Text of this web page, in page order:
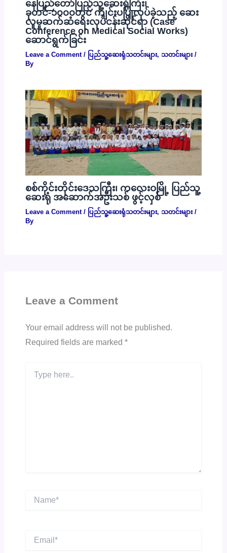
နေပြည်တော်ပြည်သူ့ဆေးရုံကြီး၊
ခုတင်-၁၀၀၀တွင် ကျင်းပပြုလုပ်ခဲ့သည့် ဆေး
လူမှုဆက်ဆံရေးလုပ်ငန်းဆိုင်ရာ (Case
Conference on Medical Social Works)
ဆောင်ရွက်ခြင်း
Leave a Comment / ပြည်သူ့ဆေးရုံသတင်းများ, သတင်းများ/
By
စစ်ကိုင်းတိုင်းဒေသကြီး၊ ကလေးဝမြို့ ပြည်သူ့
ဆေးရုံ အဆောက်အဦးသစ် ဖွင့်လှစ်
Leave a Comment / ပြည်သူ့ဆေးရုံသတင်းများ, သတင်းများ/
By
Leave a Comment
Your email address will not be published.
Required fields are marked *
here..
Name*